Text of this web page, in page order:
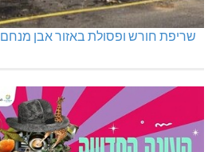
שריפת חורש ופסולת באזור אבן מנחם